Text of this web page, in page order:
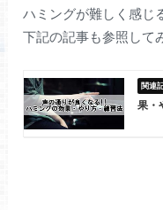
ハミングが難しく感じ
下記の記事も参照して
果・